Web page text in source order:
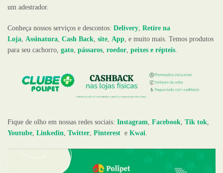
um adestrador.
Conheça nossos serviços e descontos: Delivery, Retire na
Loja, Assinatura, Cash Back, site, App, e muito mais. Temos produtos
para seu cachorro, gato, pássaros, roedor, peixes e répteis.
Fique de olho em nossas redes sociais: Instagram Facebook Tik tok
Youtube Linkedin Twitter Pinterest e Kwai